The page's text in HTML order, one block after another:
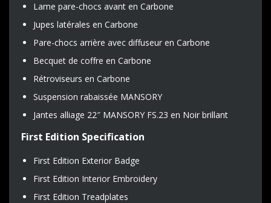
Lame pare-chocs avant en Carbone
Jupes latérales en Carbone
Pare-chocs arrière avec diffuseur en Carbone
Becquet de coffre en Carbone
Rétroviseurs en Carbone
Suspension rabaissée MANSORY
Jantes alliage 22″ MANSORY FS.23 en Noir brillant
First Edition Specification
First Edition Exterior Badge
First Edition Interior Embroidery
First Edition Treadplates